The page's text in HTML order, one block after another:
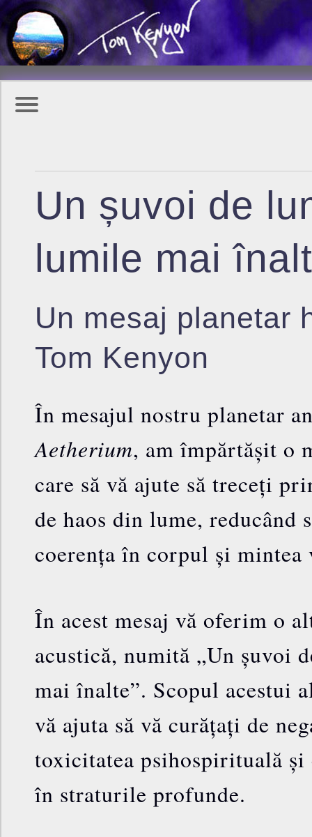
Un șuvoi de
lumile mai
Un mesaj planetar
Tom Kenyon
În mesajul nostru planetar
Aetherium, am împărtășit o
care să vă ajute să treceți
de haos din lume, reducând
coerența în corpul și mintea
În acest mesaj vă oferim o
acustică, numită „Un șuvoi
mai înalte”. Scopul acestui
vă ajuta să vă curățați de
toxicitatea psihospirituală și
în straturile profunde.